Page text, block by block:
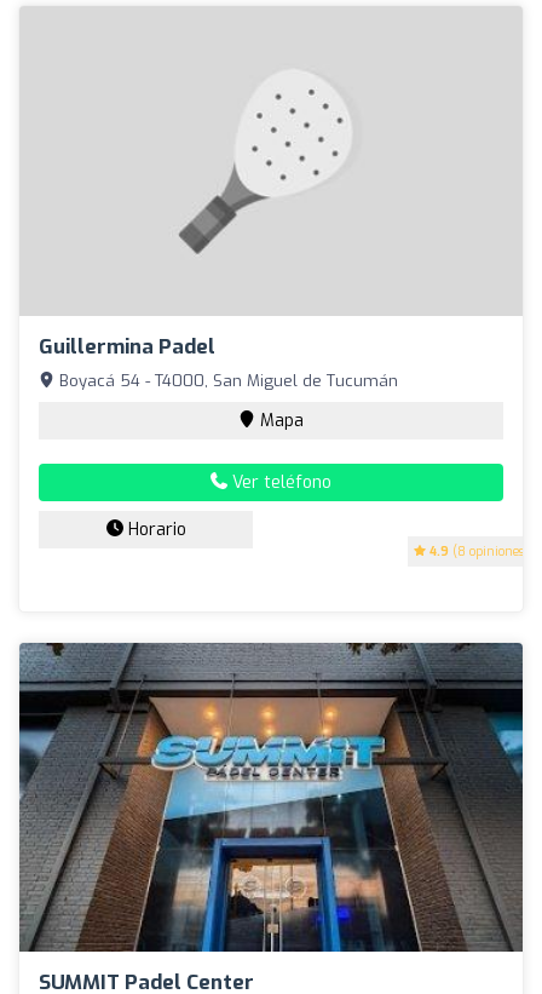
Guillermina Padel
4.9 (8 opiniones)
Boyacá 54 - T4000, San Miguel de Tucumán
Mapa
Ver teléfono
Horario
SUMMIT Padel Center